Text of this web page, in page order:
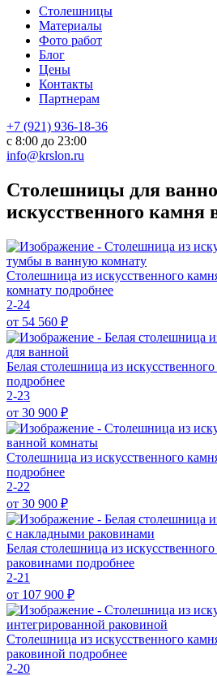
Столешницы
Материалы
Фото работ
Блог
Цены
Контакты
Партнерам
+7 (921) 936-18-36
с 8:00 до 23:00
info@krslon.ru
Столешницы для
искусственного камня
Столешница из искусственного
комнату подробнее
2-24
от 54 560 ₽
Белая столешница из
подробнее
2-23
от 30 900 ₽
Столешница из искусственного
подробнее
2-22
от 30 900 ₽
Белая столешница из
раковинами подробнее
2-21
от 107 900 ₽
Столешница из искусственного
раковиной подробнее
2-20